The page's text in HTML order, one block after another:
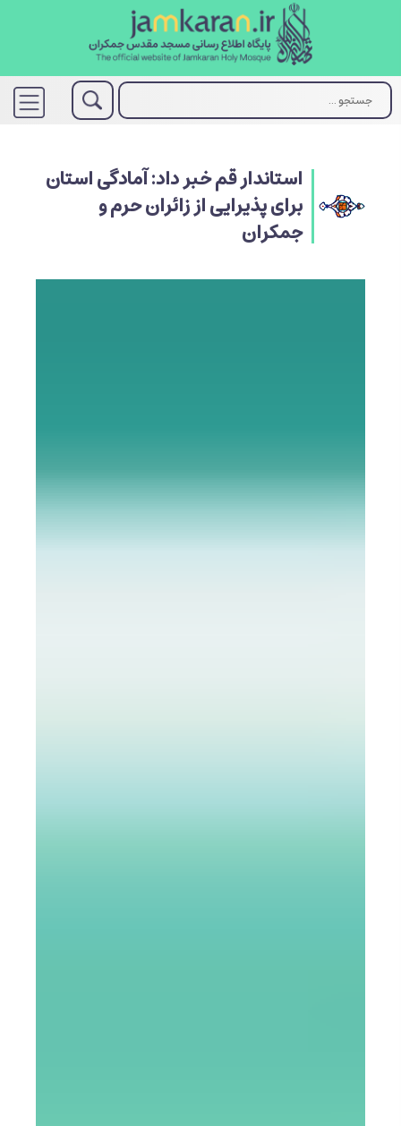
استاندار قم خبر داد: آمادگی استان
برای پذیرایی از زائران حرم و
جمکران